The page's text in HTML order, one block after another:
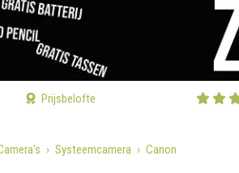
Prijsbelofte
Systeemcamera Canon